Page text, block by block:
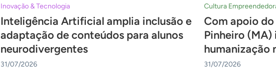
Inovação & Tecnologia
Inteligência Artificial amplia inclusão e
adaptação de conteúdos para alunos
neurodivergentes
31/07/2026
Cultura
Com apoio
Pinheiro
humanização
31/07/2026